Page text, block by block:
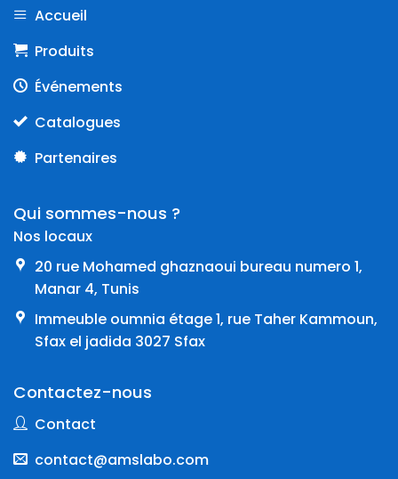
Accueil
Produits
Événements
Catalogues
Partenaires
Qui sommes-nous ?
Nos locaux
20 rue Mohamed ghaznaoui bureau numero 1,
Manar 4, Tunis
Immeuble oumnia étage 1, rue Taher Kammoun,
Sfax el jadida 3027 Sfax
Contactez-nous
Contact
contact@amslabo.com